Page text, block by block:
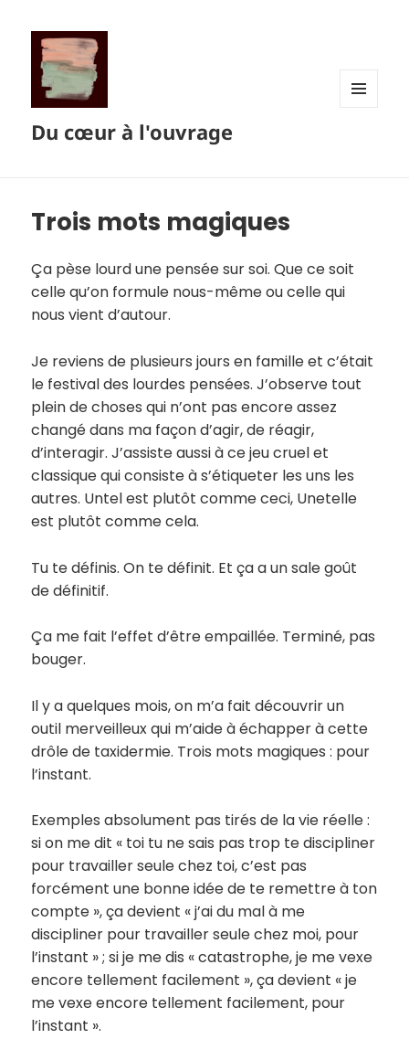
Du cœur à l'ouvrage
Trois mots magiques
Ça pèse lourd une pensée sur soi. Que ce soit
celle qu’on formule nous-même ou celle qui
nous vient d’autour.
Je reviens de plusieurs jours en famille et c’était
le festival des lourdes pensées. J’observe tout
plein de choses qui n’ont pas encore assez
changé dans ma façon d’agir, de réagir,
d’interagir. J’assiste aussi à ce jeu cruel et
classique qui consiste à s’étiqueter les uns les
autres. Untel est plutôt comme ceci, Unetelle
est plutôt comme cela.
Tu te définis. On te définit. Et ça a un sale goût
de définitif.
Ça me fait l’effet d’être empaillée. Terminé, pas
bouger.
Il y a quelques mois, on m’a fait découvrir un
outil merveilleux qui m’aide à échapper à cette
drôle de taxidermie. Trois mots magiques : pour
l’instant.
Exemples absolument pas tirés de la vie réelle :
si on me dit « toi tu ne sais pas trop te discipliner
pour travailler seule chez toi, c’est pas
forcément une bonne idée de te remettre à ton
compte », ça devient « j’ai du mal à me
discipliner pour travailler seule chez moi, pour
l’instant » ; si je me dis « catastrophe, je me vexe
encore tellement facilement », ça devient « je
me vexe encore tellement facilement, pour
l’instant ».